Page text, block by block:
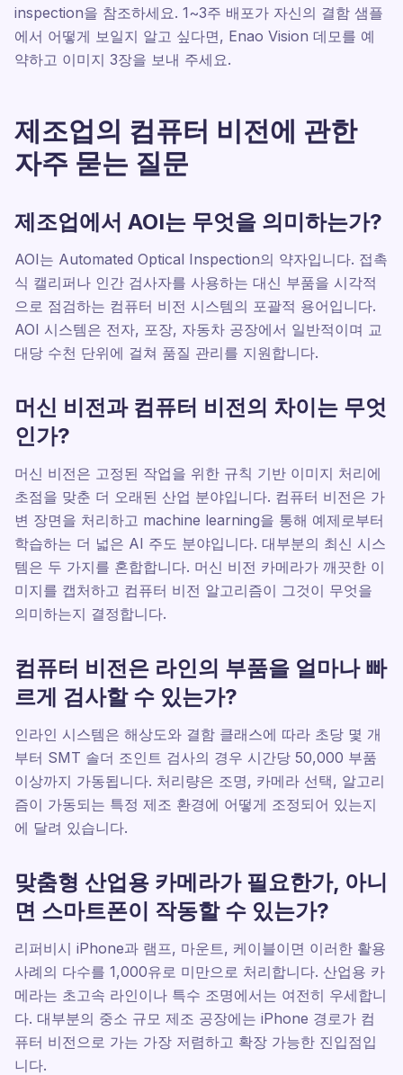
inspection을 참조하세요. 1~3주 배포가 자신의 결함 샘플
에서 어떻게 보일지 알고 싶다면, Enao Vision 데모를 예
약하고 이미지 3장을 보내 주세요.
제조업의 컴퓨터 비전에 관한
자주 묻는 질문
제조업에서 AOI는 무엇을 의미하는가?
AOI는 Automated Optical Inspection의 약자입니다. 접촉
식 캘리퍼나 인간 검사자를 사용하는 대신 부품을 시각적
으로 점검하는 컴퓨터 비전 시스템의 포괄적 용어입니다.
AOI 시스템은 전자, 포장, 자동차 공장에서 일반적이며 교
대당 수천 단위에 걸쳐 품질 관리를 지원합니다.
머신 비전과 컴퓨터 비전의 차이는 무엇
인가?
머신 비전은 고정된 작업을 위한 규칙 기반 이미지 처리에
초점을 맞춘 더 오래된 산업 분야입니다. 컴퓨터 비전은 가
변 장면을 처리하고 machine learning을 통해 예제로부터
학습하는 더 넓은 AI 주도 분야입니다. 대부분의 최신 시스
템은 두 가지를 혼합합니다. 머신 비전 카메라가 깨끗한 이
미지를 캡처하고 컴퓨터 비전 알고리즘이 그것이 무엇을
의미하는지 결정합니다.
컴퓨터 비전은 라인의 부품을 얼마나 빠
르게 검사할 수 있는가?
인라인 시스템은 해상도와 결함 클래스에 따라 초당 몇 개
부터 SMT 솔더 조인트 검사의 경우 시간당 50,000 부품
이상까지 가동됩니다. 처리량은 조명, 카메라 선택, 알고리
즘이 가동되는 특정 제조 환경에 어떻게 조정되어 있는지
에 달려 있습니다.
맞춤형 산업용 카메라가 필요한가, 아니
면 스마트폰이 작동할 수 있는가?
리퍼비시 iPhone과 램프, 마운트, 케이블이면 이러한 활용
사례의 다수를 1,000유로 미만으로 처리합니다. 산업용 카
메라는 초고속 라인이나 특수 조명에서는 여전히 우세합니
다. 대부분의 중소 규모 제조 공장에는 iPhone 경로가 컴
퓨터 비전으로 가는 가장 저렴하고 확장 가능한 진입점입
니다.